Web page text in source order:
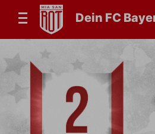
Dein FC